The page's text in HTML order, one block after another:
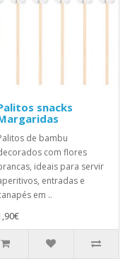
snacks
de bambu
com flores
ideais para servir
entradas e
em ..